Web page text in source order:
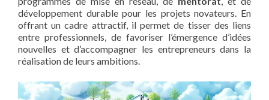
développement durable pour les projets novateurs. En
offrant un cadre attractif, il permet de tisser des liens
entre professionnels, de favoriser l’émergence d’idées
nouvelles et d’accompagner les entrepreneurs dans la
réalisation de leurs ambitions.